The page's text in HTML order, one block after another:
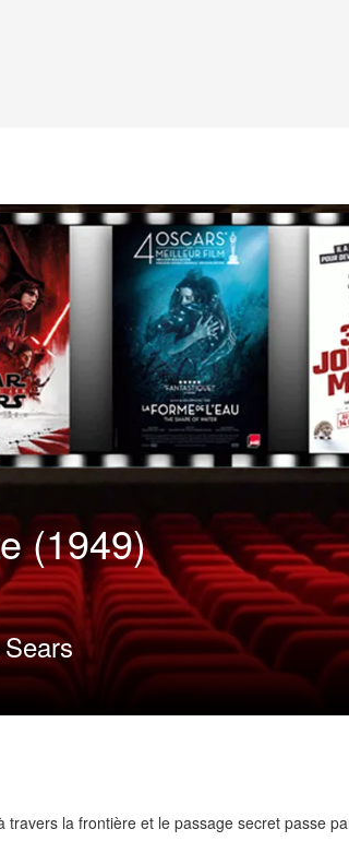
(1949)
la frontière et le passage secret passe